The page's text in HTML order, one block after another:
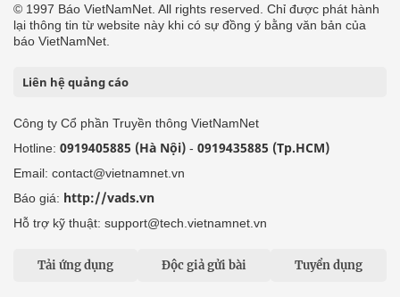
© 1997 Báo VietNamNet. All rights reserved. Chỉ được phát hành
lại thông tin từ website này khi có sự đồng ý bằng văn bản của
báo VietNamNet.
Liên hệ quảng cáo
Công ty Cổ phần Truyền thông VietNamNet
Hotline: 0919405885 (Hà Nội) - 0919435885 (Tp.HCM)
Email: contact@vietnamnet.vn
Báo giá: http://vads.vn
Hỗ trợ kỹ thuật: support@tech.vietnamnet.vn
Tải ứng dụng Độc giả gửi bài Tuyển dụng